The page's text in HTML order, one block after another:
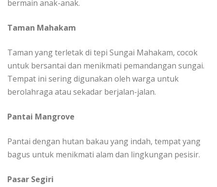
bermain anak-anak.
Taman Mahakam
Taman yang terletak di tepi Sungai Mahakam, cocok
untuk bersantai dan menikmati pemandangan sungai.
Tempat ini sering digunakan oleh warga untuk
berolahraga atau sekadar berjalan-jalan.
Pantai Mangrove
Pantai dengan hutan bakau yang indah, tempat yang
bagus untuk menikmati alam dan lingkungan pesisir.
Pasar Segiri